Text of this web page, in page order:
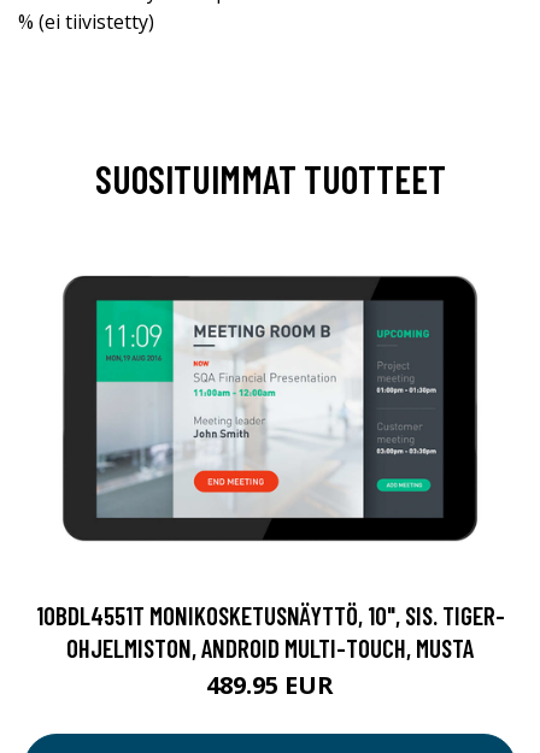
% (ei tiivistetty)
SUOSITUIMMAT TUOTTEET
10BDL4551T MONIKOSKETUSNÄYTTÖ, 10", SIS. TIGER-
OHJELMISTON, ANDROID MULTI-TOUCH, MUSTA
489.95 EUR